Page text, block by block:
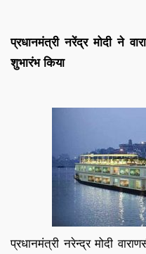
प्रधानमंत्री नरेंद्र मोदी ने
शुभारंभ किया
प्रधानमंत्री नरेन्द्र मोदी